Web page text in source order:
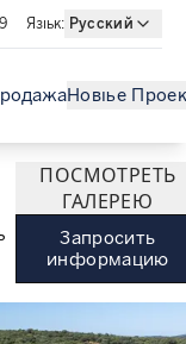
Язык: Русский
Новые
ПОСМОТРЕТЬ
ГАЛЕРЕЮ
Запросить
информацию